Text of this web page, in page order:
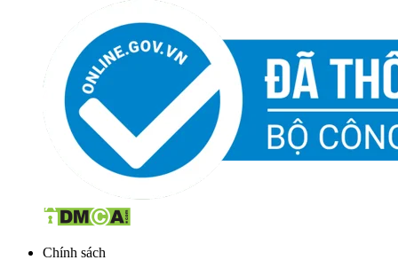
Chính sách